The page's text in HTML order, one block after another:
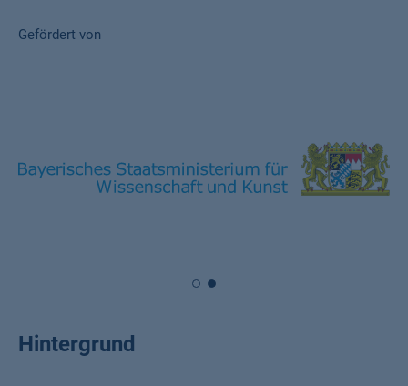
Gefördert von
Hintergrund